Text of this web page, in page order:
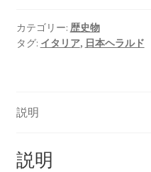
カテゴリー: 歴史物
タグ: イタリア, 日本ヘラルド
説明
説明